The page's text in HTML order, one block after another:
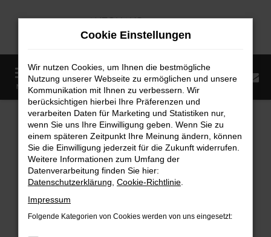
Zum
MENÜ
Startseite Fahrzeugangebote Fahrzeugmarkt
Fahrzeugmarkt
Fehler: Network Error
Beim Laden ist ein Fehler aufgetreten.
Hier sind ein paar Tipps, die dir helfen können:
Cookie Einstellungen
Wir nutzen Cookies, um Ihnen die bestmögliche
Nutzung unserer Webseite zu ermöglichen und unsere
Kommunikation mit Ihnen zu verbessern. Wir
berücksichtigen hierbei Ihre Präferenzen und
verarbeiten Daten für Marketing und Statistiken nur,
wenn Sie uns Ihre Einwilligung geben. Wenn Sie zu
einem späteren Zeitpunkt Ihre Meinung ändern, können
Sie die Einwilligung jederzeit für die Zukunft widerrufen.
Weitere Informationen zum Umfang der
Datenverarbeitung finden Sie hier:
Datenschutzerklärung Cookie-Richtlinie
Impressum
Folgende Kategorien von Cookies werden von uns eingesetzt: